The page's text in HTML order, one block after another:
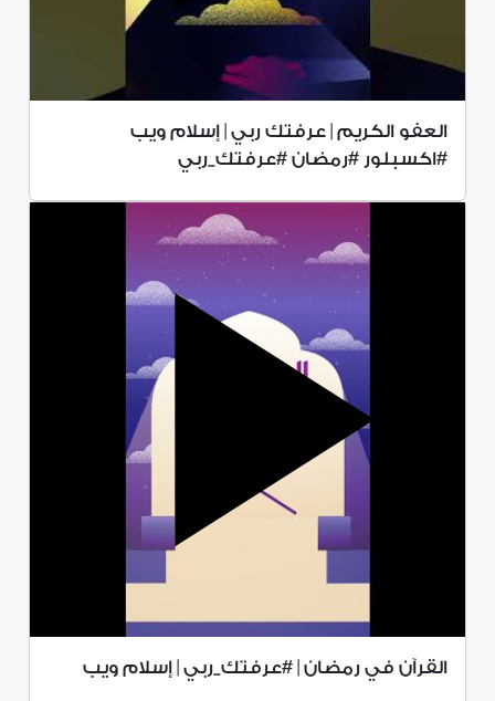
العفو الكريم | عرفتك ربي | إسلام ويب
#اكسبلور #رمضان #عرفتك_ربي
القرآن في رمضان | #عرفتك_ربي | إسلام ويب